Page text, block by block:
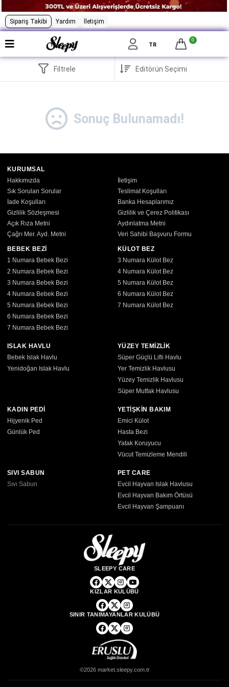
Sipariş Takibi Yardım İletişim
TR
0
Filtrele
Sonuç Bulunamadı!
KURUMSAL
Hakkımızda
İletişim
Sık Sorulan Sorular
Teslimat Koşulları
İade Koşulları
Banka Hesaplarımız
Gizlilik Sözleşmesi
Gizlilik ve Çerez Politikası
Açık Rıza Metni
Aydınlatma Metni
Çağrı Mer. Ayd. Metni
Veri Sahibi Başvuru Formu
BEBEK BEZİ
1 Numara Bebek Bezi
2 Numara Bebek Bezi
3 Numara Bebek Bezi
4 Numara Bebek Bezi
5 Numara Bebek Bezi
6 Numara Bebek Bezi
7 Numara Bebek Bezi
KÜLOT BEZ
3 Numara Külot Bez
4 Numara Külot Bez
5 Numara Külot Bez
6 Numara Külot Bez
7 Numara Külot Bez
ISLAK HAVLU
Bebek Islak Havlu
Yenidoğan Islak Havlu
YÜZEY TEMİZLİK
Süper Güçlü Lifli Havlu
Yer Temizlik Havlusu
Yüzey Temizlik Havlusu
Süper Mutfak Havlusu
KADIN PEDİ
Hijyenik Ped
Günlük Ped
YETİŞKİN BAKIM
Emici Külot
Hasta Bezi
Yatak Koruyucu
Vücut Temizleme Mendili
SIVI SABUN
Sıvı Sabun
PET CARE
Evcil Hayvan Islak Havlusu
Evcil Hayvan Bakım Örtüsü
Evcil Hayvan Şampuanı
SLEEPY CARE
KIZLAR KULÜBÜ
SINIR TANIMAYANLAR KULÜBÜ
©2026 market.sleepy.com.tr